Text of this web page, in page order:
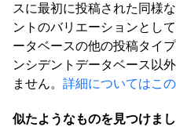
スに最初に投稿された同様
ントのバリエーションとし
ータベースの他の投稿タイ
ンシデントデータベース以
ません。 詳細についてはこ
似たようなものを見つけま